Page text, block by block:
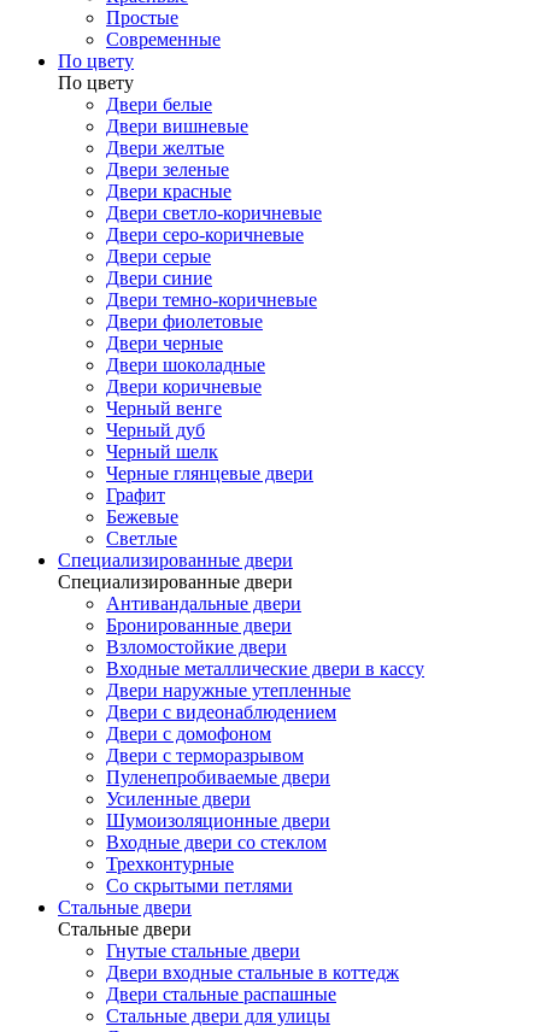
Простые
Современные
По цвету
По цвету
Двери белые
Двери вишневые
Двери желтые
Двери зеленые
Двери красные
Двери светло-коричневые
Двери серо-коричневые
Двери серые
Двери синие
Двери темно-коричневые
Двери фиолетовые
Двери черные
Двери шоколадные
Двери коричневые
Черный венге
Черный дуб
Черный шелк
Черные глянцевые двери
Графит
Бежевые
Светлые
Специализированные двери
Специализированные двери
Антивандальные двери
Бронированные двери
Взломостойкие двери
Входные металлические двери в кассу
Двери наружные утепленные
Двери с видеонаблюдением
Двери с домофоном
Двери с терморазрывом
Пуленепробиваемые двери
Усиленные двери
Шумоизоляционные двери
Входные двери со стеклом
Трехконтурные
Со скрытыми петлями
Стальные двери
Стальные двери
Гнутые стальные двери
Двери входные стальные в коттедж
Двери стальные распашные
Стальные двери для улицы